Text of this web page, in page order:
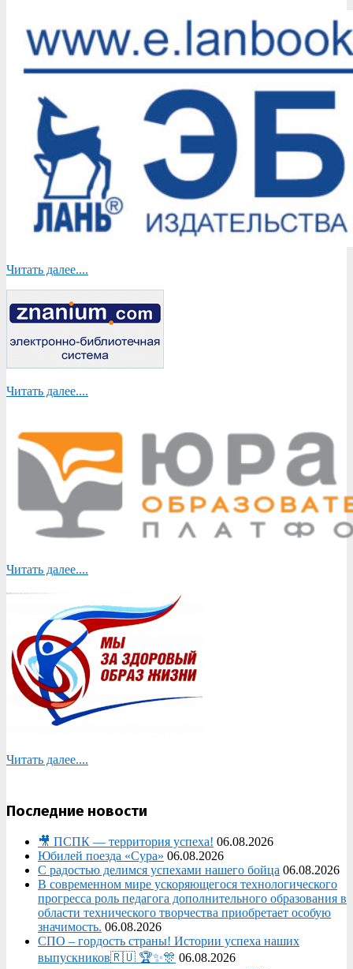
Читать далее....
Читать далее....
Читать далее....
Читать далее....
Последние новости
🎥 ПСПК — территория успеха! 06.08.2026
Юбилей поезда «Сура» 06.08.2026
С радостью делимся успехами нашего бойца 06.08.2026
В современном мире ускоряющегося технологического
прогресса роль педагога дополнительного образования в
области технического творчества приобретает особую
значимость. 06.08.2026
СПО – гордость страны! Истории успеха наших
выпускников🇷🇺 🏆✨🎊 06.08.2026